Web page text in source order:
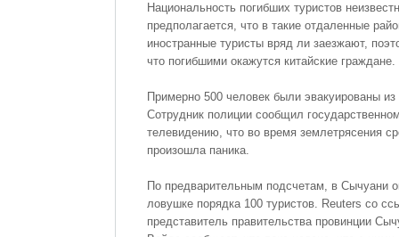
Национальность погибших туристов
предполагается, что в такие отдаленные
иностранные туристы вряд ли заезжают,
что погибшими окажутся китайские граждане.
Примерно 500 человек были эвакуированы из
Сотрудник полиции сообщил
телевидению, что во время землетрясения
произошла паника.
По предварительным подсчетам, в Сычуани
ловушке порядка 100 туристов. Reuters со
представитель правительства провинции